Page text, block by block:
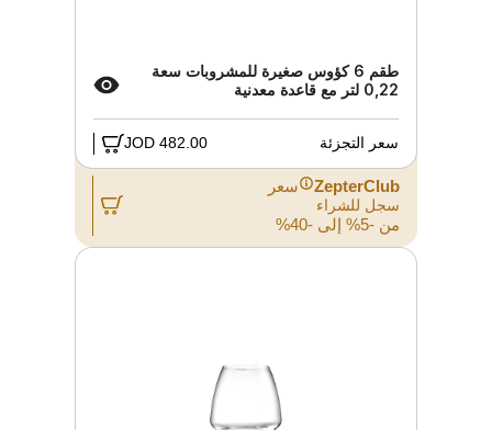
طقم 6 كؤوس صغيرة للمشروبات سعة
0,22 لتر مع قاعدة معدنية
سعر التجزئة 482.00 JOD
ZepterClub سعر
سجل للشراء
من -5% إلى -40%